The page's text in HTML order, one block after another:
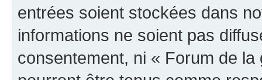
entrées soient stockées dans
informations ne soient pas
consentement, ni « Forum de